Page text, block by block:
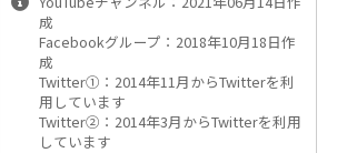
成
Facebookグループ：2018年10月18日作
成
Twitter①：2014年11月からTwitterを利
用しています
Twitter②：2014年3月からTwitterを利用
しています